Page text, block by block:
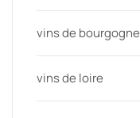
vins de bourgogne
vins de loire